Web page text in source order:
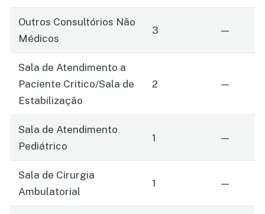
Outros Consultórios Não
Médicos
3 —
Sala de Atendimento a
Paciente Critico/Sala de
Estabilização
2 —
Sala de Atendimento
Pediátrico
1 —
Sala de Cirurgia
Ambulatorial
1 —